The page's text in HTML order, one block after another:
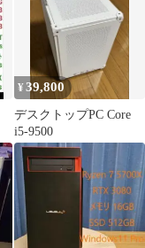
¥39,800
デスクトップPC Core
i5-9500